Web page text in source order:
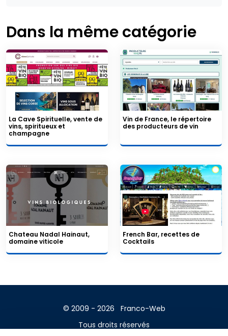
Dans la même catégorie
La Cave Spirituelle, vente de
vins, spiritueux et
champagne
Vin de France, le répertoire
des producteurs de vin
Chateau Nadal Hainaut,
domaine viticole
French Bar, recettes de
Cocktails
© 2009 - 2026
Franco-Web
Tous droits réservés